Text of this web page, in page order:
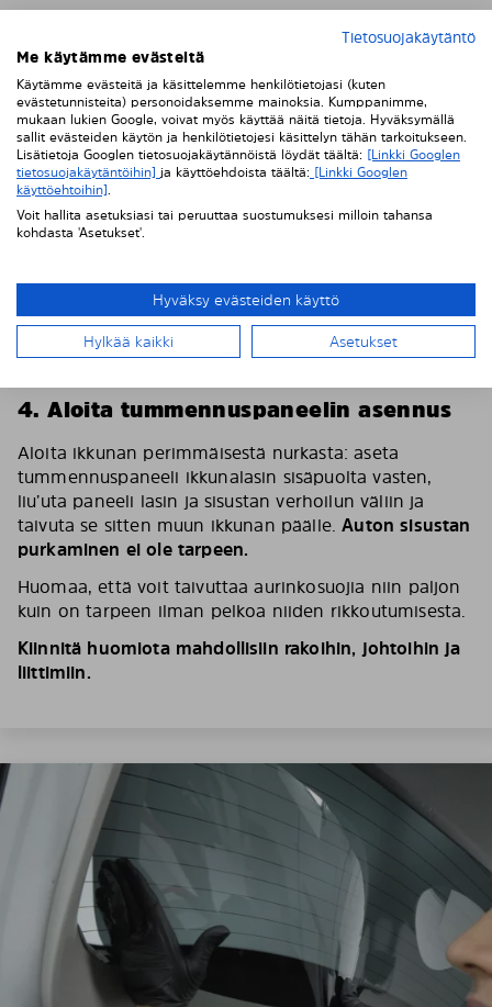
4. Aloita tummennuspaneelin asennus
Aloita ikkunan perimmäisestä nurkasta: aseta
tummennuspaneeli ikkunalasin sisäpuolta vasten,
liu’uta paneeli lasin ja sisustan verhoilun väliin ja
taivuta se sitten muun ikkunan päälle.Auton sisustan
purkaminen ei ole tarpeen.
Huomaa, että voit taivuttaa aurinkosuojia niin paljon
kuin on tarpeen ilman pelkoa niiden rikkoutumisesta.
Kiinnitä huomiota mahdollisiin rakoihin, johtoihin ja
liittimiin.
Tietosuojakäytäntö
Me käytämme evästeitä
Käytämme evästeitä ja käsittelemme henkilötietojasi (kuten
evästetunnisteita) personoidaksemme mainoksia. Kumppanimme,
mukaan lukien Google, voivat myös käyttää näitä tietoja. Hyväksymällä
sallit evästeiden käytön ja henkilötietojesi käsittelyn tähän tarkoitukseen.
Lisätietoja Googlen tietosuojakäytännöistä löydät täältä: [Linkki Googlen
tietosuojakäytäntöihin] ja käyttöehdoista täältä: [Linkki Googlen
käyttöehtoihin].
Voit hallita asetuksiasi tai peruuttaa suostumuksesi milloin tahansa
kohdasta 'Asetukset'.
Hyväksy evästeiden käyttö
Hylkää kaikki Asetukset